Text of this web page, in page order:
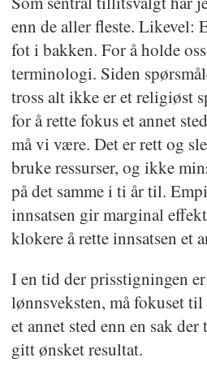
enn de aller fleste. Likevel:
fot i bakken. For å holde
terminologi. Siden
tross alt ikke er et religiøst
for å rette fokus et annet
må vi være. Det er rett og
bruke ressurser, og ikke
på det samme i ti år til.
innsatsen gir marginal
klokere å rette innsatsen et
I en tid der prisstigningen
lønnsveksten, må fokuset
et annet sted enn en sak
gitt ønsket resultat.